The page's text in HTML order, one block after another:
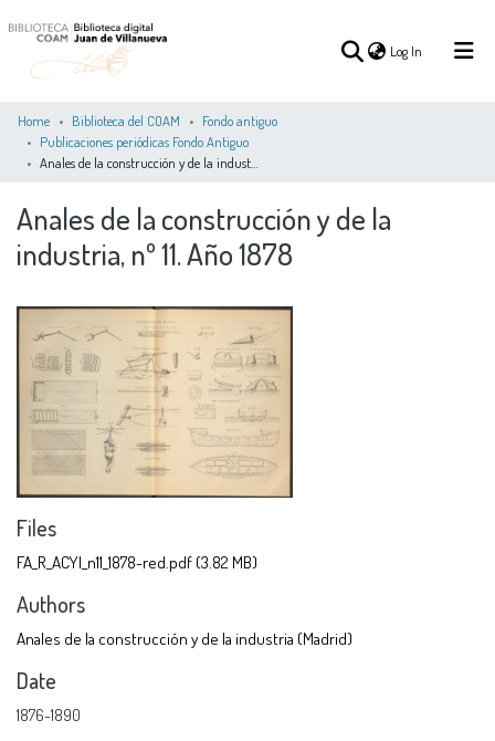
Log In (current)
COMMUNITIES
ALL OF DSPACE
STATISTICS
Home Biblioteca del COAM
Fondo antiguo
Publicaciones periódicas Fondo Antiguo
Anales de la construcción y de la
industria, nº 11. Año 1878
Files
FA_R_ACYl_n11_1878-red.pdf (3.82 MB)
Authors
Anales de la construcción y de la industria (Madrid)
Date
1876-1890